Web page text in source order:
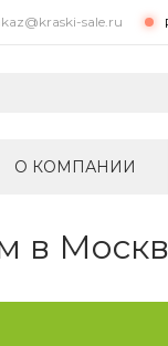
sale.ru
О КОМПАНИИ
в